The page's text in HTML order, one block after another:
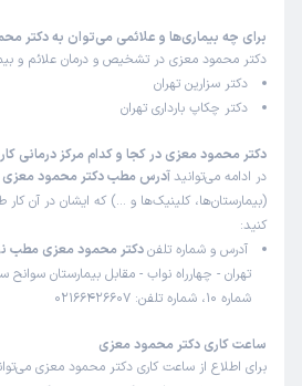
برای چه بیماری‌ها و علائمی می‌توان به دکتر
دکتر محمود معزی در تشخیص و درمان علائم و
دکتر سزارین تهران
دکتر چکاپ بارداری تهران
دکتر محمود معزی در کجا و کدام مرکز درمانی
در ادامه می‌توانید آدرس مطب دکتر محمود معزی
(بیمارستان‌ها، کلینیک‌ها و …) که ایشان در آن
کنید:
آدرس و شماره تلفندکتر محمود معزی مطب
تهران - چهارراه نواب - مقابل بیمارستان
شماره 10، شماره تلفن: 02166426607
ساعت کاری دکتر محمود معزی
برای اطلاع از ساعت کاری دکتر محمود معزی